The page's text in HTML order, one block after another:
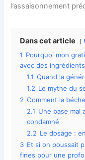
l’assaisonnement
Dans cet article
1 Pourquoi mon
avec des
1.1 Quand la
1.2 Le mythe du
2 Comment la
2.1 Une base mal
condamné
2.2 Le dosage :
3 Et si on poussait
fines pour une